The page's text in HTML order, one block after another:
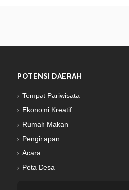
POTENSI DAERAH
Tempat Pariwisata
Ekonomi Kreatif
Rumah Makan
Penginapan
Acara
Peta Desa